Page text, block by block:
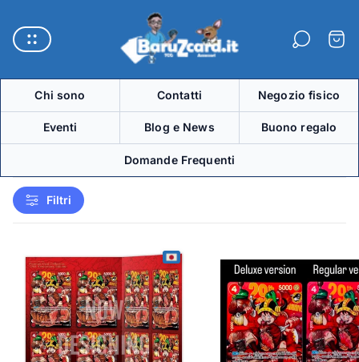
del
negozio"
Chi sono Contatti Negozio fisico
Eventi Blog e News Buono regalo
Domande Frequenti
Filtri